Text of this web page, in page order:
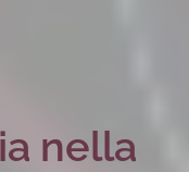
nella